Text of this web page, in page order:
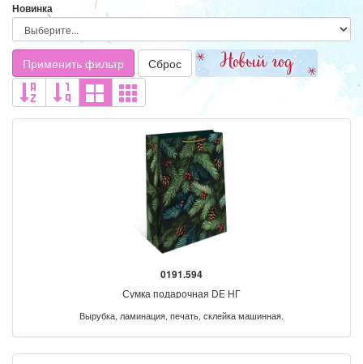
Новинка
Применить фильтр Сброс
0191.594
Сумка подарочная DE НГ
Вырубка, ламинация, печать, склейка машинная.